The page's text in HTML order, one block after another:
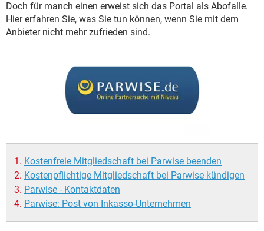
Doch für manch einen erweist sich das Portal als Abofalle.
Hier erfahren Sie, was Sie tun können, wenn Sie mit dem
Anbieter nicht mehr zufrieden sind.
Kostenfreie Mitgliedschaft bei Parwise beenden
Kostenpflichtige Mitgliedschaft bei Parwise kündigen
Parwise - Kontaktdaten
Parwise: Post von Inkasso-Unternehmen